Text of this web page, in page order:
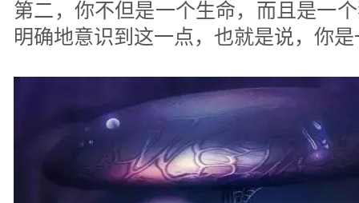
第二，你不但是一个生命，而且是一
明确地意识到这一点，也就是说，你